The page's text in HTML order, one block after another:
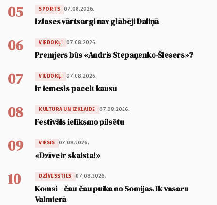
05 SPORTS 07.08.2026.
Izlases vārtsargi nav glābēji Daliņā
06 VIEDOKĻI 07.08.2026.
Premjers būs «Andris Stepaņenko-Šlesers»?
07 VIEDOKĻI 07.08.2026.
Ir iemesls pacelt kausu
08 KULTŪRA UN IZKLAIDE 07.08.2026.
Festivāls ielīksmo pilsētu
09 VIESIS 07.08.2026.
«Dzīve ir skaista!»
10 DZĪVESSTILS 07.08.2026.
Komsi – čau-čau puika no Somijas. Ik vasaru
Valmierā